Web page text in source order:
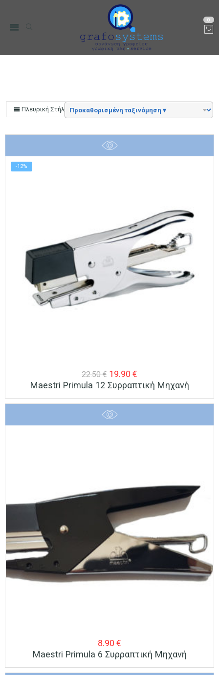
0
Πλευρική Στήλη
-12%
22.50€ Original
price
was:
22.50 €.
19.90 €
τρέχουσα
τιμή
Maestri Primula 12 Συρραπτική Μηχανή
8.90 €
Maestri Primula 6 Συρραπτική Μηχανή